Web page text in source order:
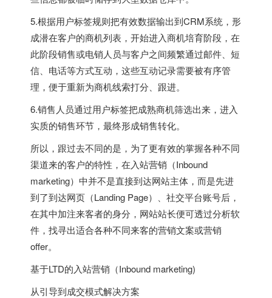
5.根据用户标签规则把有效数据输出到CRM系统，形
成潜在客户的商机列表，开始进入商机培育阶段，在
此阶段销售或电销人员与客户之间频繁通过邮件、短
信、电话等方式互动，这些互动记录需要被有序管
理，便于重新为商机线索打分、跟进。
6.销售人员通过用户标签把成熟商机筛选出来，进入
实质的销售环节，最终形成销售转化。
所以，跟过去不同的是，为了更有效的掌握各种不同
渠道来的客户的特性，在入站营销（Inbound
marketing）中并不是直接到达网站主体，而是先进
到了到达网页（Landing Page）、社交平台账号后，
在其中加注来客者的身分，网站站长便可透过分析软
件，找寻出适合各种不同来客的营销文案或营销
offer。
基于LTD的入站营销（Inbound marketing)
从引导到成交模式解决方案